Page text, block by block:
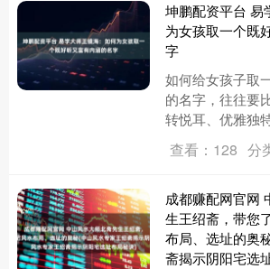
坤鹏配资平台 易
为女孩取一个既
字
如何给女孩子取
的名字，往往要
转悦耳、优雅独
点，下面为大家
查看：128 分
成都赚配网官网
生王绍斋，带您
布局、选址的奥
斋揭示阴阳宅选